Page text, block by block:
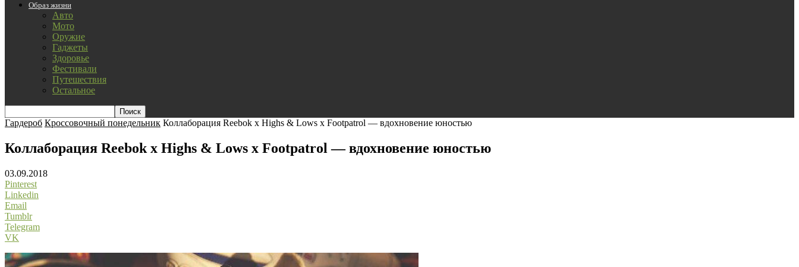
Образ жизни
Авто
Мото
Оружие
Гаджеты
Здоровье
Фестивали
Путешествия
Остальное
Гардероб Кроссовочный понедельник Коллаборация Reebok x Highs & Lows x Footpatrol — вдохновение юностью
Коллаборация Reebok x Highs & Lows x Footpatrol — вдохновение юностью
03.09.2018
Pinterest
Linkedin
Email
Tumblr
Telegram
VK